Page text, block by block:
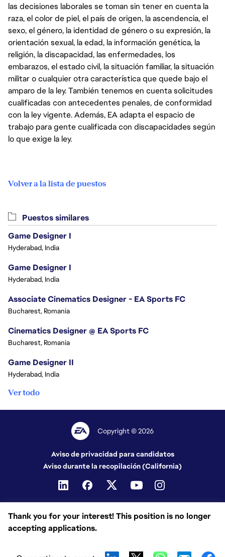
las decisiones laborales se toman sin tener en cuenta la
raza, el color de piel, el país de origen, la ascendencia, el
sexo, el género, la identidad de género o su expresión, la
orientación sexual, la edad, la información genética, la
religión, la discapacidad, las enfermedades, los
embarazos, el estado civil, la situación familiar, la situación
militar o cualquier otra característica que quede bajo el
amparo de la ley. También tenemos en cuenta solicitudes
cualificadas con antecedentes penales, de conformidad
con la ley vigente. Además, EA adapta el espacio de
trabajo para gente cualificada con discapacidades según
lo que exige la ley.
Volver a la lista de puestos
Thank you for your interest! This position is no longer
accepting applications.
Puestos similares
Game Designer I
Hyderabad, India
Game Designer I
Hyderabad, India
Associate Cinematics Designer - EA Sports FC
Bucharest, Romania
Cinematics Designer @ EA Sports FC
Bucharest, Romania
Game Designer II
Hyderabad, India
Ver todo
Copyright © 2026
Aviso de privacidad para candidatos
Aviso durante la recopilación (California)